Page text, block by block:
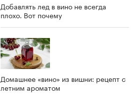
Добавлять лед в вино не всегда
плохо. Вот почему
Домашнее «вино» из вишни: рецепт с
летним ароматом